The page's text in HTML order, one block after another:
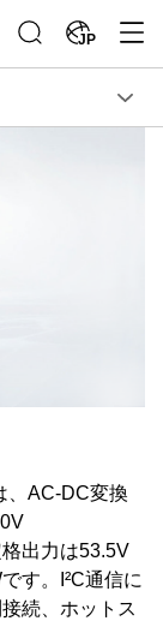
JP
、AC-DC変換
出力は53.5V
す。I²C通信に
続、ホットス